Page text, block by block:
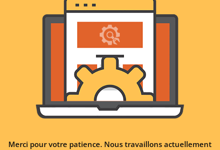
Merci pour votre patience. Nous travaillons actuellement